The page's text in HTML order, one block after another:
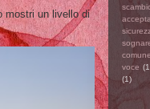
mostri un livello di
comune
voce
(1)